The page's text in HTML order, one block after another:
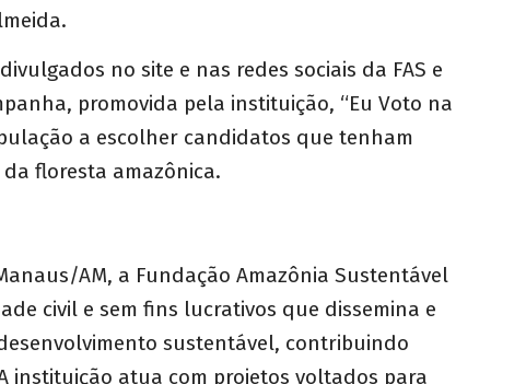
no site e nas redes sociais da FAS e
promovida pela instituição, “Eu Voto na
a escolher candidatos que tenham
floresta amazônica.
AM, a Fundação Amazônia Sustentável
civil e sem fins lucrativos que dissemina e
sustentável, contribuindo
instituição atua com projetos voltados para